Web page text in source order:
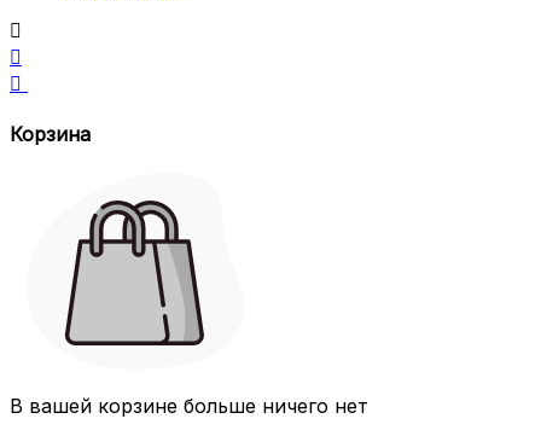



Корзина
В вашей корзине больше ничего нет